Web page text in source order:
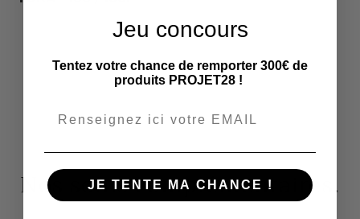
Nos soins complémentaires.
Jeu concours
Tentez votre chance de remporter 300€ de
produits PROJET28 !
JE TENTE MA CHANCE !